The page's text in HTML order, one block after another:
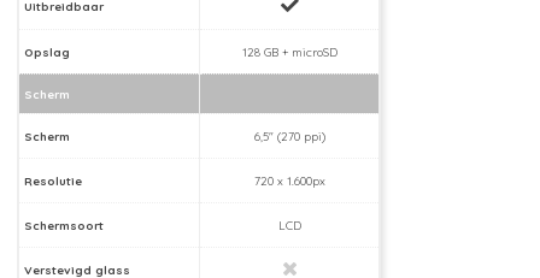
Uitbreidbaar
Opslag 128 GB + microSD
Scherm
Scherm 6,5" (270 ppi)
Resolutie 720 x 1.600px
Schermsoort LCD
Verstevigd glass